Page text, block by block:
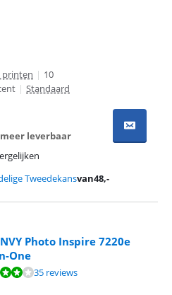
printen | 10
| Standaard
leverbaar
Tweedekansvan48,-
Photo Inspire 7220e
One
op 35 reviews.
35 reviews